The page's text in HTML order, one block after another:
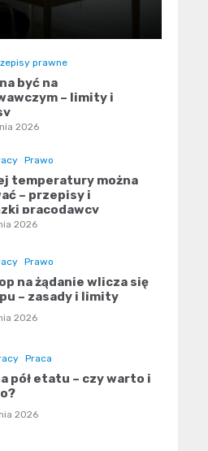
prawne
być na
– limity i
2026
Prawo
temperatury można
– przepisy i
pracodawcy
2026
Prawo
na żądanie wlicza się
– zasady i limity
2026
Praca
pół etatu – czy warto i
2026